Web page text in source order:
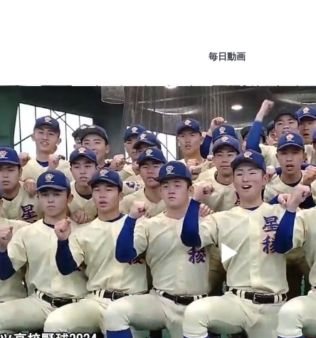
毎日動画
Play